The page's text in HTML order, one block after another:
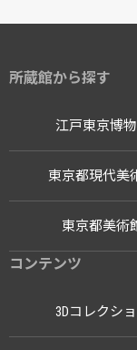
所蔵館から探す
江戸東京博
東京都現代美
東京都美術
コンテンツ
3Dコレクシ